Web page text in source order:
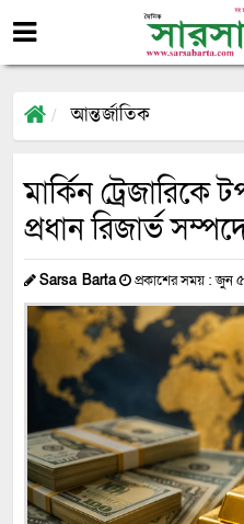
আন্তর্জাতিক
মার্কিন ট্রেজারিকে
প্রধান রিজার্ভ
Sarsa Barta প্রকাশের সময় : জুন